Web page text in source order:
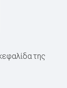
της